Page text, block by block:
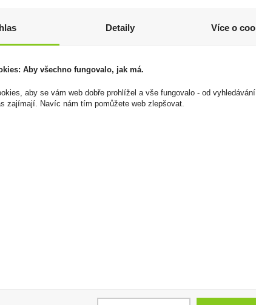
Detaily Více o
Aby všechno fungovalo, jak má.
aby se vám web dobře prohlížel a vše fungovalo - od
zajímají. Navíc nám tím pomůžete web zlepšovat.